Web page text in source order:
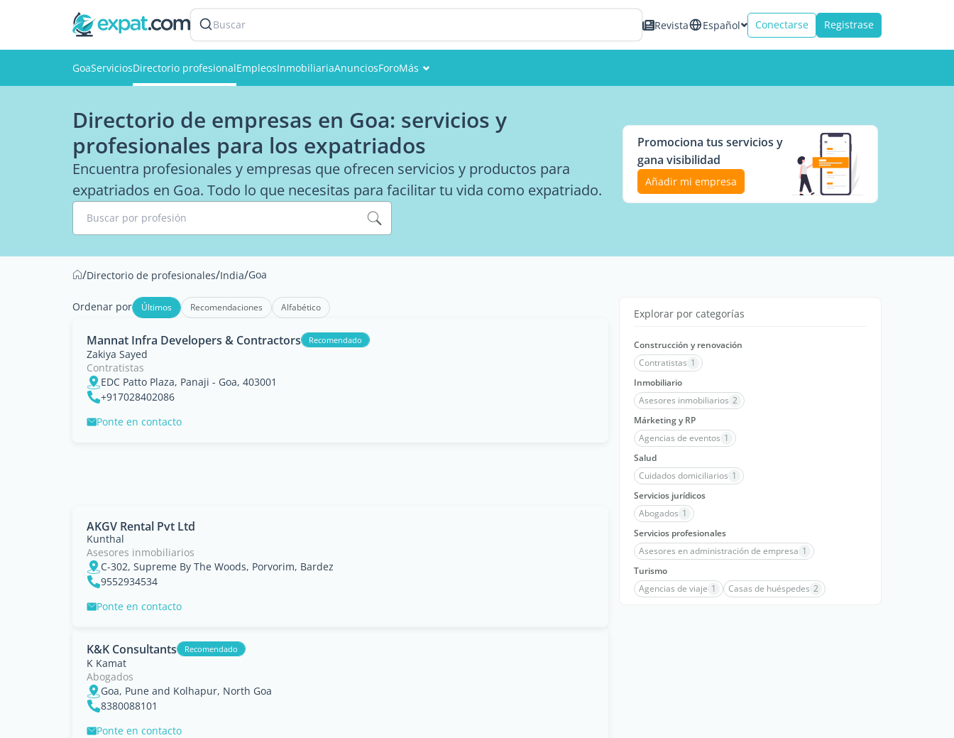
Buscar Revista Español Conectarse Registrase
GoaServiciosDirectorio profesionalEmpleosInmobiliariaAnunciosForoMás
Miembros
Fotos
Directorio de empresas en Goa: servicios y
profesionales para los expatriados
Encuentra profesionales y empresas que ofrecen servicios y productos para
expatriados en Goa. Todo lo que necesitas para facilitar tu vida como expatriado.
Buscar por profesión
Promociona tus servicios y
gana visibilidad
Añadir mi empresa
/Directorio de profesionales/India/Goa
Ordenar por Últimos Recomendaciones Alfabético
Mannat Infra Developers & Contractors Recomendado
Zakiya Sayed
Contratistas
EDC Patto Plaza, Panaji - Goa, 403001
+917028402086
Ponte en contacto
AKGV Rental Pvt Ltd
Kunthal
Asesores inmobiliarios
C-302, Supreme By The Woods, Porvorim, Bardez
9552934534
Ponte en contacto
K&K Consultants Recomendado
K Kamat
Abogados
Goa, Pune and Kolhapur, North Goa
8380088101
Ponte en contacto
Explorar por categorías
Construcción y renovación
Contratistas 1
Inmobiliario
Asesores inmobiliarios 2
Márketing y RP
Agencias de eventos 1
Salud
Cuidados domiciliarios 1
Servicios jurídicos
Abogados 1
Servicios profesionales
Asesores en administración de empresa 1
Turismo
Agencias de viaje 1 Casas de huéspedes 2